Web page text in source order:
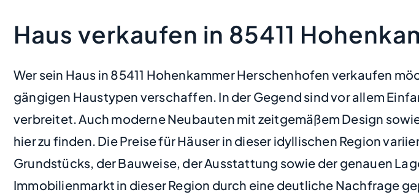
Haus verkaufen in 85411
Wer sein Haus in 85411 Hohenkammer Herschenhofen verkaufen
gängigen Haustypen verschaffen. In der Gegend sind vor allem
verbreitet. Auch moderne Neubauten mit zeitgemäßem Design
hier zu finden. Die Preise für Häuser in dieser idyllischen Region
Grundstücks, der Bauweise, der Ausstattung sowie der genauen
Immobilienmarkt in dieser Region durch eine deutliche Nachfrage